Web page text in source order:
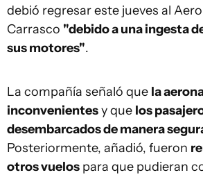
debió regresar este jueves al
Carrasco "debido a una ingesta
sus motores".
La compañía señaló que la
inconvenientesy que los
desembarcados de manera
Posteriormente, añadió, fueron
otros vuelos para que pudieran